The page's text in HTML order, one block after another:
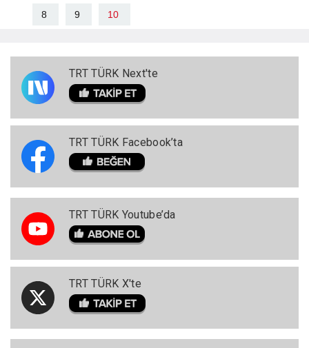
8 9 10
TRT TÜRK Next'te
TRT TÜRK Facebook’ta
TRT TÜRK Youtube’da
TRT TÜRK X'te